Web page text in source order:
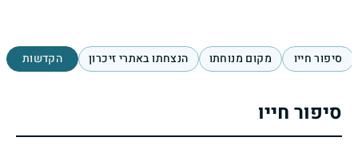
סיפור חייו מקום מנוחתו הנצחתו באתרי זיכרון הקדשות
סיפור חייו